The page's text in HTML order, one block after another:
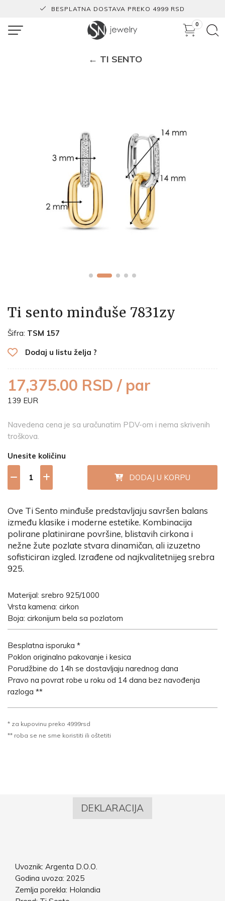
BESPLATNA DOSTAVA PREKO 4999 RSD
0
← TI SENTO
Ti sento minđuše 7831zy
Šifra: TSM 157
Dodaj u listu želja ?
17,375.00 RSD / par
139 EUR
Navedena cena je sa uračunatim PDV-om i nema skrivenih
troškova.
Unesite količinu
DODAJ U KORPU
Ove Ti Sento minđuše predstavljaju savršen balans
između klasike i moderne estetike. Kombinacija
polirane platinirane površine, blistavih cirkona i
nežne žute pozlate stvara dinamičan, ali izuzetno
sofisticiran izgled. Izrađene od najkvalitetnijeg srebra
925.
Materijal: srebro 925/1000
Vrsta kamena: cirkon
Boja: cirkonijum bela sa pozlatom
Besplatna isporuka *
Poklon originalno pakovanje i kesica
Porudžbine do 14h se dostavljaju narednog dana
Pravo na povrat robe u roku od 14 dana bez navođenja
razloga **
* za kupovinu preko 4999rsd
** roba se ne sme koristiti ili oštetiti
DEKLARACIJA
Uvoznik: Argenta D.O.O.
Godina uvoza: 2025
Zemlja porekla: Holandia